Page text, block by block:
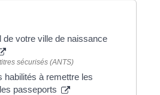
de votre ville de naissance
sécurisés (ANTS)
habilités à remettre les
passeports